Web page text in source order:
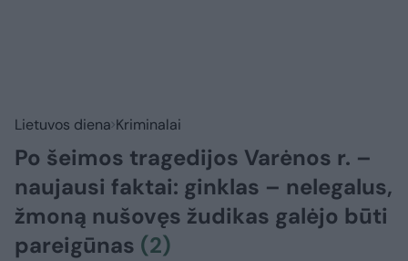
Lietuvos diena Kriminalai
Po šeimos tragedijos Varėnos r. –
naujausi faktai: ginklas – nelegalus,
žmoną nušovęs žudikas galėjo būti
pareigūnas (2)